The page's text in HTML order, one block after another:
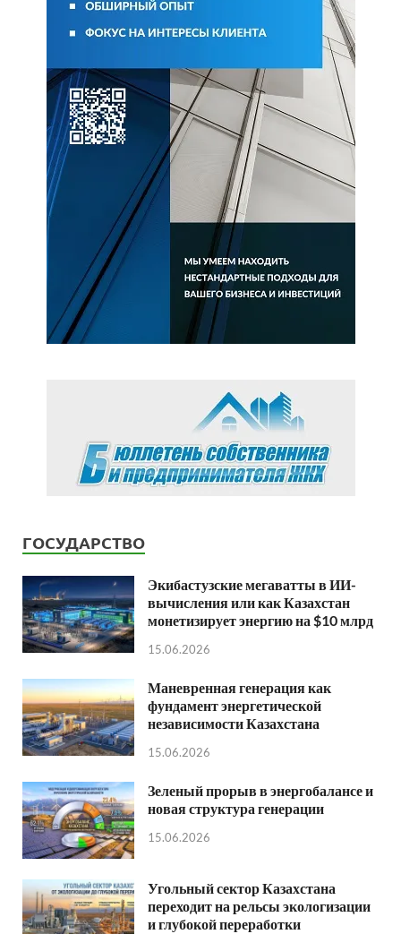
ГОСУДАРСТВО
Экибастузские мегаватты в ИИ-
вычисления или как Казахстан
монетизирует энергию на $10 млрд
15.06.2026
Маневренная генерация как
фундамент энергетической
независимости Казахстана
15.06.2026
Зеленый прорыв в энергобалансе и
новая структура генерации
15.06.2026
Угольный сектор Казахстана
переходит на рельсы экологизации
и глубокой переработки